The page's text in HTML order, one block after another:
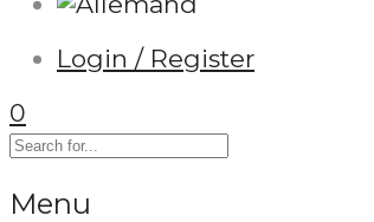
Login / Register
0
Menu